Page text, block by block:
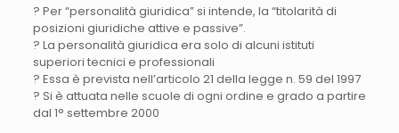
? Per “personalità giuridica” si intende, la “titolarità di
posizioni giuridiche attive e passive”.
? La personalità giuridica era solo di alcuni istituti
superiori tecnici e professionali
? Essa è prevista nell’articolo 21 della legge n. 59 del 1997
? Si è attuata nelle scuole di ogni ordine e grado a partire
dal 1° settembre 2000